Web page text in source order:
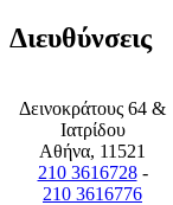
Διευθύνσεις
Δεινοκράτους 64 &
Ιατρίδου
Αθήνα, 11521
210 3616728-
210 3616776